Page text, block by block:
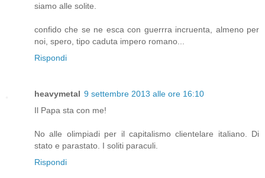
siamo alle solite.
confido che se ne esca con guerrra incruenta, almeno per
noi, spero, tipo caduta impero romano...
Rispondi
heavymetal 9 settembre 2013 alle ore 16:10
Il Papa sta con me!
No alle olimpiadi per il capitalismo clientelare italiano. Di
stato e parastato. I soliti paraculi.
Rispondi